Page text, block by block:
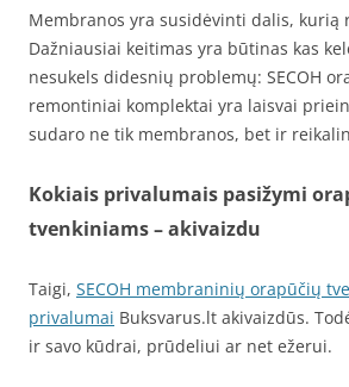
Membranos yra susidėvinti dalis, kurią
Dažniausiai keitimas yra būtinas kas
nesukels didesnių problemų: SECOH
remontiniai komplektai yra laisvai
sudaro ne tik membranos, bet ir
Kokiais privalumais pasižymi
tvenkiniams – akivaizdu
Taigi, SECOH membraninių orapūčių
privalumai Buksvarus.lt akivaizdūs.
ir savo kūdrai, prūdeliui ar net ežerui.